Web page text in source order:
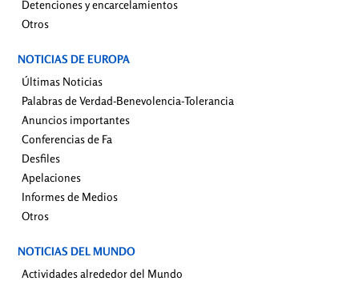
Detenciones y encarcelamientos
Otros
NOTICIAS DE EUROPA
Últimas Noticias
Palabras de Verdad-Benevolencia-Tolerancia
Anuncios importantes
Conferencias de Fa
Desfiles
Apelaciones
Informes de Medios
Otros
NOTICIAS DEL MUNDO
Actividades alrededor del Mundo